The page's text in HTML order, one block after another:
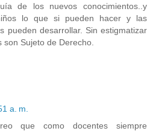
de los nuevos conocimientos..y
lo que si pueden hacer y las
pueden desarrollar. Sin estigmatizar
Sujeto de Derecho.
a. m.
que como docentes siempre